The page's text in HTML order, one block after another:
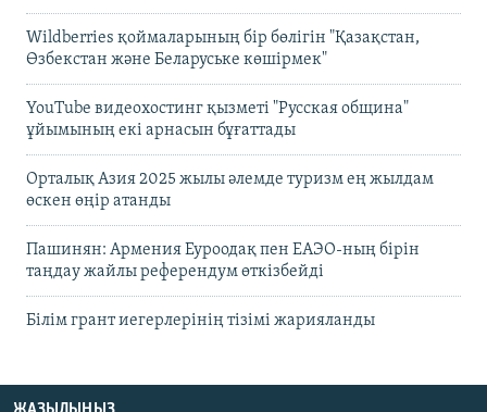
Wildberries қоймаларының бір бөлігін "Қазақстан,
Өзбекстан және Беларуське көшірмек"
YouTube видеохостинг қызметі "Русская община"
ұйымының екі арнасын бұғаттады
Орталық Азия 2025 жылы әлемде туризм ең жылдам
өскен өңір атанды
Пашинян: Армения Еуроодақ пен ЕАЭО-ның бірін
таңдау жайлы референдум өткізбейді
Білім грант иегерлерінің тізімі жарияланды